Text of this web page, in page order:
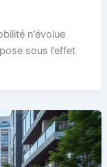
n’évolue
sous l’effet